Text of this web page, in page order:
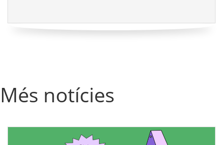
Més notícies